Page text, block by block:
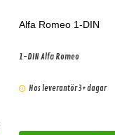
Alfa Romeo 1-DIN
1-DIN Alfa Romeo
Hos leverantör 3+ dagar